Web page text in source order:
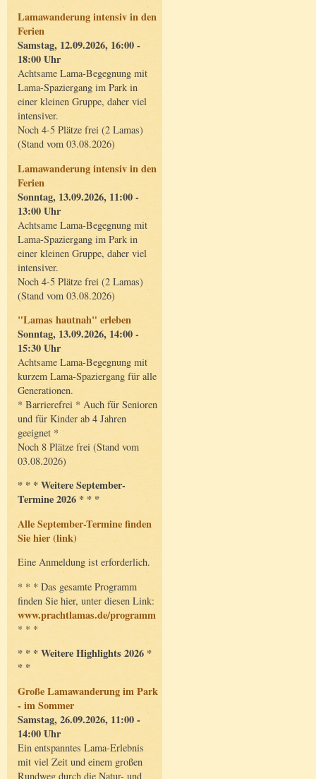
Lamawanderung intensiv in den
Ferien
Samstag, 12.09.2026, 16:00 -
18:00 Uhr
Achtsame Lama-Begegnung mit
Lama-Spaziergang im Park in
einer kleinen Gruppe, daher viel
intensiver.
Noch 4-5 Plätze frei (2 Lamas)
(Stand vom 03.08.2026)
Lamawanderung intensiv in den
Ferien
Sonntag, 13.09.2026, 11:00 -
13:00 Uhr
Achtsame Lama-Begegnung mit
Lama-Spaziergang im Park in
einer kleinen Gruppe, daher viel
intensiver.
Noch 4-5 Plätze frei (2 Lamas)
(Stand vom 03.08.2026)
"Lamas hautnah" erleben
Sonntag, 13.09.2026, 14:00 -
15:30 Uhr
Achtsame Lama-Begegnung mit
kurzem Lama-Spaziergang für alle
Generationen.
* Barrierefrei * Auch für Senioren
und für Kinder ab 4 Jahren
geeignet *
Noch 8 Plätze frei (Stand vom
03.08.2026)
* * * Weitere September-
Termine 2026 * * *
Alle September-Termine finden
Sie hier (link)
Eine Anmeldung ist erforderlich.
* * * Das gesamte Programm
finden Sie hier, unter diesen Link:
www.prachtlamas.de/programm
* * *
* * * Weitere Highlights 2026 *
* *
Große Lamawanderung im Park
- im Sommer
Samstag, 26.09.2026, 11:00 -
14:00 Uhr
Ein entspanntes Lama-Erlebnis
mit viel Zeit und einem großen
Rundweg durch die Natur- und